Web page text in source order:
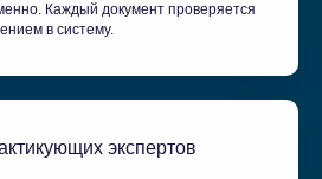
Каждый документ проверяется
в систему.
экспертов